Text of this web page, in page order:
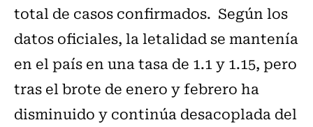
total de casos confirmados. Según los
datos oficiales, la letalidad se mantenía
en el país en una tasa de 1.1 y 1.15, pero
tras el brote de enero y febrero ha
disminuido y continúa desacoplada del